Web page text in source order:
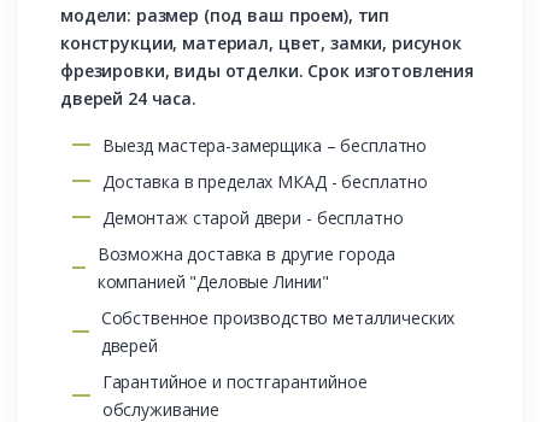
модели: размер (под ваш проем), тип
конструкции, материал, цвет, замки, рисунок
фрезировки, виды отделки. Срок изготовления
дверей 24 часа.
Выезд мастера-замерщика – бесплатно
Доставка в пределах МКАД - бесплатно
Демонтаж старой двери - бесплатно
Возможна доставка в другие города
компанией "Деловые Линии"
Собственное производство металлических
дверей
Гарантийное и постгарантийное
обслуживание